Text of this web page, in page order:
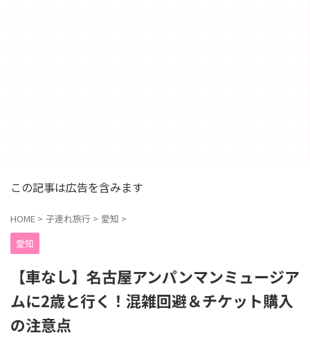
この記事は広告を含みます
HOME > 子連れ旅行 > 愛知 >
愛知
【車なし】名古屋アンパンマンミュージア
ムに2歳と行く！混雑回避＆チケット購入
の注意点